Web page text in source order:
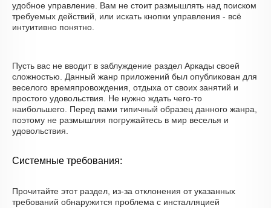
удобное управление. Вам не стоит размышлять над поиском
требуемых действий, или искать кнопки управления - всё
интуитивно понятно.
Пусть вас не вводит в заблуждение раздел Аркады своей
сложностью. Данный жанр приложений был опубликован для
веселого времяпровождения, отдыха от своих занятий и
простого удовольствия. Не нужно ждать чего-то
наибольшего. Перед вами типичный образец данного жанра,
поэтому не размышляя погружайтесь в мир веселья и
удовольствия.
Системные требования:
Прочитайте этот раздел, из-за отклонения от указанных
требований обнаружится проблема с инсталляцией